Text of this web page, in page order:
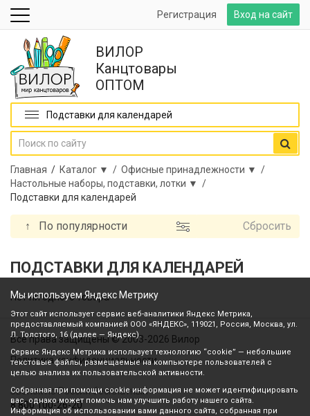
Вход на сайт
Регистрация
ВИЛОР
Канцтовары
ОПТОМ
Подставки для календарей
Главная / Каталог ▼ / Офисные принадлежности ▼ /
Настольные наборы, подставки, лотки ▼ /
Подставки для календарей
↑ По популярности Сбросить
ПОДСТАВКИ ДЛЯ КАЛЕНДАРЕЙ
Нет ни одного товара
Все права защищены © 2003-2026 Вилор
Политика конфиденциальности
Звонок по России бесплатный
8 800 100-26-20
Мы используем Яндекс Метрику
Этот сайт использует сервис веб-аналитики Яндекс Метрика,
предоставляемый компанией ООО «ЯНДЕКС», 119021, Россия, Москва, ул.
Л. Толстого, 16 (далее — Яндекс).
Сервис Яндекс Метрика использует технологию “cookie” — небольшие
текстовые файлы, размещаемые на компьютере пользователей с
целью анализа их пользовательской активности.
Собранная при помощи cookie информация не может идентифицировать
вас, однако может помочь нам улучшить работу нашего сайта.
Информация об использовании вами данного сайта, собранная при